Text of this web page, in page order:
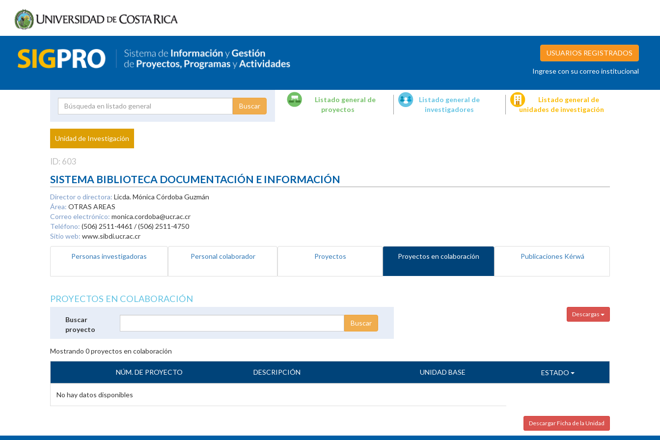
USUARIOS REGISTRADOS
Ingrese con su correo institucional
Proyecto
Investigador
Listado general de
proyectos
Listado general de
investigadores
Listado general de
unidades de investigación
Unidad de Investigación
ID: 603
SISTEMA BIBLIOTECA DOCUMENTACIÓN E INFORMACIÓN
Director o directora: Licda. Mónica Córdoba Guzmán
Área: OTRAS AREAS
Correo electrónico: monica.cordoba@ucr.ac.cr
Teléfono: (506) 2511-4461 / (506) 2511-4750
Sitio web: www.sibdi.ucr.ac.cr
Personas investigadoras Personal colaborador Proyectos Proyectos en colaboración Publicaciones Kérwá
PROYECTOS EN COLABORACIÓN
Descargas
Buscar
proyecto
Mostrando 0proyectos en colaboración
NÚM. DE PROYECTO DESCRIPCIÓN UNIDAD BASE ESTADO
No hay datos disponibles
Descargar Ficha de la Unidad